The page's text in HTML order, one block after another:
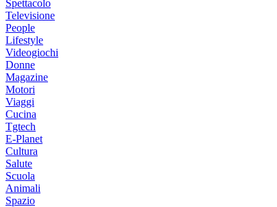
Spettacolo
Televisione
People
Lifestyle
Videogiochi
Donne
Magazine
Motori
Viaggi
Cucina
Tgtech
E-Planet
Cultura
Salute
Scuola
Animali
Spazio